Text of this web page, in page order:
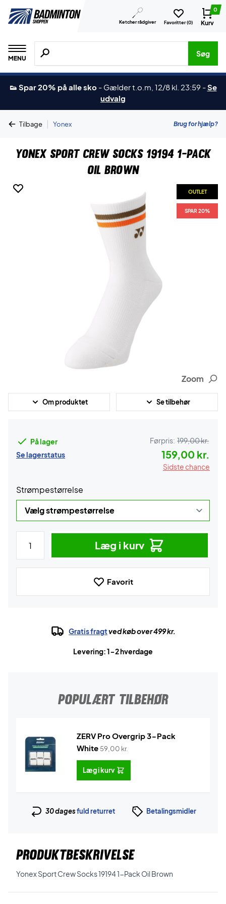
Ketcher rådgiver Favoritter (0)
0
Kurv
MENU
Søg efter produkter, mærker etc.
Søg
👟 Spar 20% på alle sko - Gælder t.o.m, 12/8 kl. 23:59 -Se
udvalg
Tilbage | Yonex Brug for hjælp?
Yonex Sport Crew Socks 19194 1-Pack
Oil Brown
OUTLET
SPAR 20%
Zoom
Om produktet Se tilbehør
På lager
Se lagerstatus
Førpris: 199,00 kr.
159,00 kr.
Sidste chance
Strømpestørrelse
Læg i kurv
Favorit
Gratis fragtved køb over 499 kr.
Levering: 1-2 hverdage
POPULÆRT TILBEHØR
ZERV Pro Overgrip 3-Pack
White 59,00 kr.
Læg i kurv
30 dagesfuld returret Betalingsmidler
PRODUKTBESKRIVELSE
Yonex Sport Crew Socks 19194 1-Pack Oil Brown